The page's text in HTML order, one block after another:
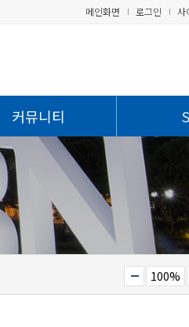
메인화면 로그인 사
커뮤니티
100%